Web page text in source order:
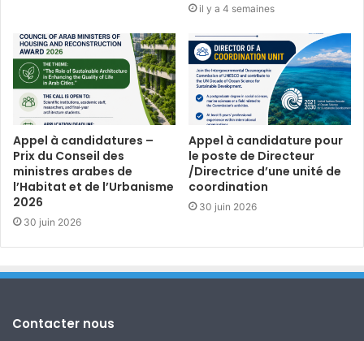
il y a 4 semaines
Appel à candidatures –
Prix du Conseil des
ministres arabes de
l’Habitat et de l’Urbanisme
2026
30 juin 2026
Appel à candidature pour
le poste de Directeur
/Directrice d’une unité de
coordination
30 juin 2026
Contacter nous